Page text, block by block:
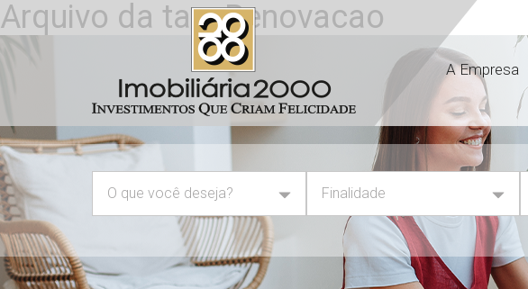
A Empresa
O que você deseja? Finalidade
Arquivo da tag: Renovacao